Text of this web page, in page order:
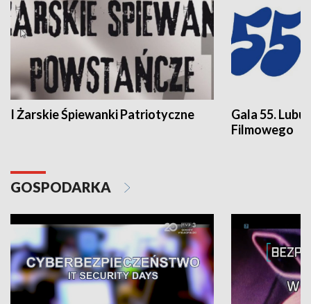
I Żarskie Śpiewanki Patriotyczne
Gala 55.
Filmowego
GOSPODARKA